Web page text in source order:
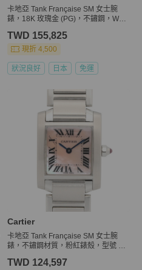
卡地亞 Tank Française SM 女士腕
錶，18K 玫瑰金 (PG)，不鏽鋼，W51
TWD 155,825
現折 4,500
狀況良好 日本 免運
Cartier
卡地亞 Tank Française SM 女士腕
錶，不鏽鋼材質，粉紅錶殼，型號 W5
TWD 124,597